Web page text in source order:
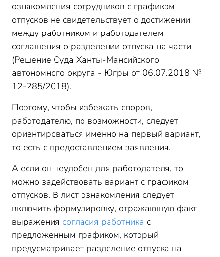
ознакомления сотрудников с графиком
отпусков не свидетельствует о достижении
между работником и работодателем
соглашения о разделении отпуска на части
(Решение Суда Ханты-Мансийского
автономного округа - Югры от 06.07.2018 №
12-285/2018).
Поэтому, чтобы избежать споров,
работодателю, по возможности, следует
ориентироваться именно на первый вариант,
то есть с предоставлением заявления.
А если он неудобен для работодателя, то
можно задействовать вариант с графиком
отпусков. В лист ознакомления следует
включить формулировку, отражающую факт
выражения согласия работника с
предложенным графиком, который
предусматривает разделение отпуска на